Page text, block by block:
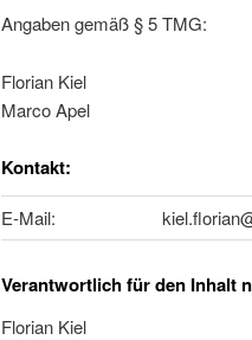
Angaben gemäß § 5 TMG:
Florian Kiel
Marco Apel
Kontakt:
E-Mail:
Verantwortlich für den Inhalt
Florian Kiel